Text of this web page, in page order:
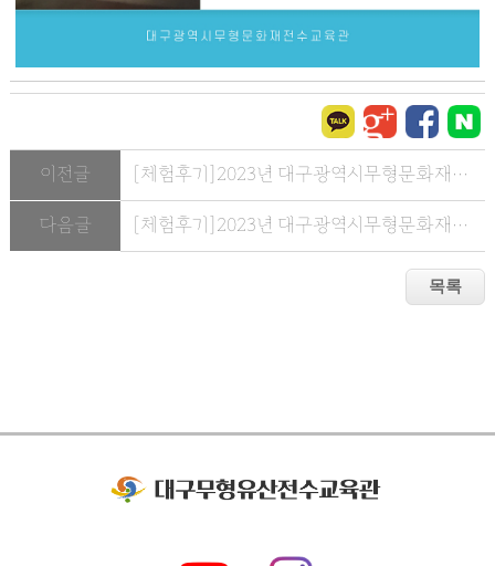
이전글 [체험후기]2023년 대구광역시무형문화재전수교육관활성화사업 "...
다음글 [체험후기]2023년 대구광역시무형문화재전수교육관활성화사업 "...